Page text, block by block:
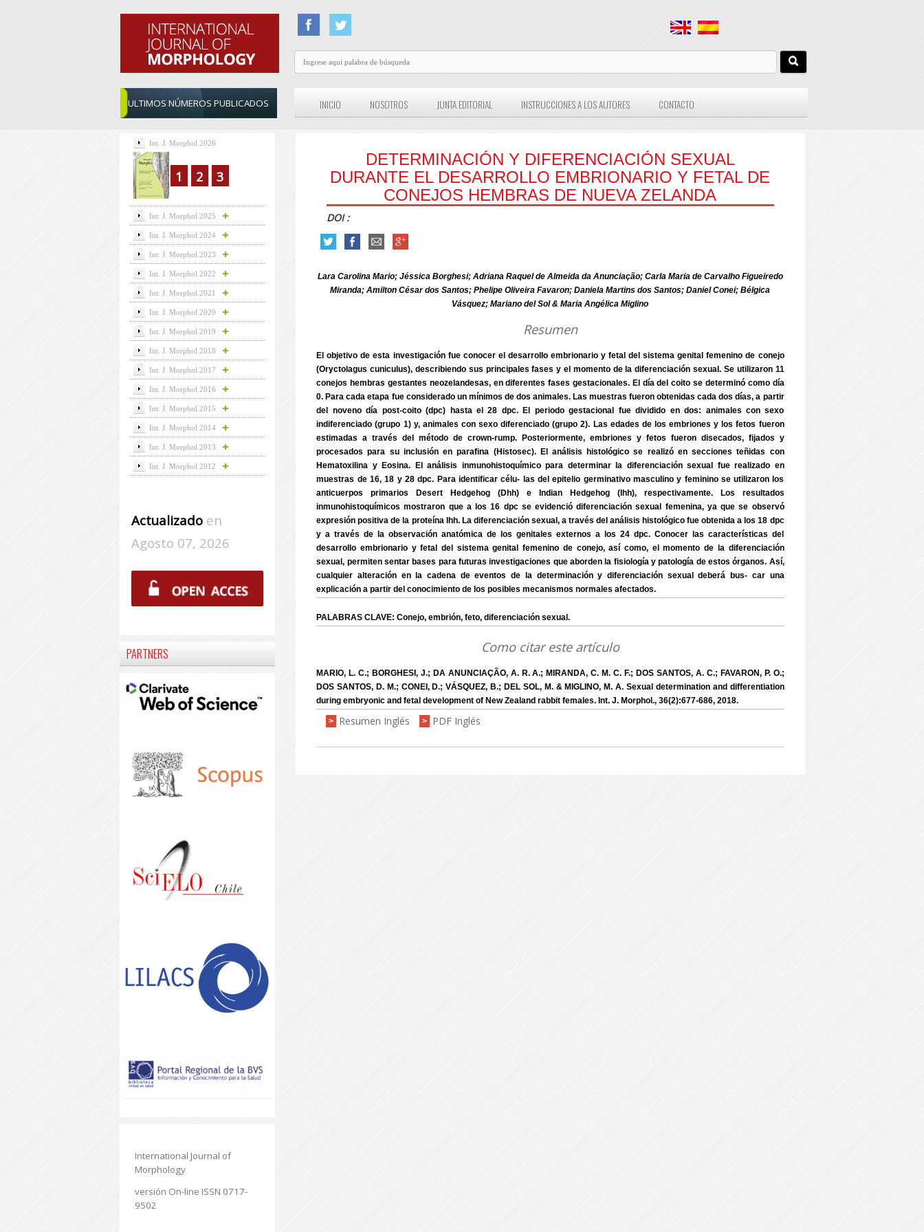
ULTIMOS NÚMEROS PUBLICADOS INICIO NOSOTROS JUNTA EDITORIAL INSTRUCCIONES A LOS AUTORES CONTACTO
DETERMINACIÓN Y DIFERENCIACIÓN SEXUAL
DURANTE EL DESARROLLO EMBRIONARIO Y FETAL DE
CONEJOS HEMBRAS DE NUEVA ZELANDA
DOI :
Lara Carolina Mario; Jéssica Borghesi; Adriana Raquel de Almeida da Anunciação; Carla Maria de Carvalho Figueiredo
Miranda; Amilton César dos Santos; Phelipe Oliveira Favaron; Daniela Martins dos Santos; Daniel Conei; Bélgica
Vásquez; Mariano del Sol & Maria Angélica Miglino
Resumen
El objetivo de esta investigación fue conocer el desarrollo embrionario y fetal del sistema genital femenino de conejo
(Oryctolagus cuniculus), describiendo sus principales fases y el momento de la diferenciación sexual. Se utilizaron 11
conejos hembras gestantes neozelandesas, en diferentes fases gestacionales. El día del coito se determinó como día
0. Para cada etapa fue considerado un mínimos de dos animales. Las muestras fueron obtenidas cada dos días, a partir
del noveno día post-coito (dpc) hasta el 28 dpc. El periodo gestacional fue dividido en dos: animales con sexo
indiferenciado (grupo 1) y, animales con sexo diferenciado (grupo 2). Las edades de los embriones y los fetos fueron
estimadas a través del método de crown-rump. Posteriormente, embriones y fetos fueron disecados, fijados y
procesados para su inclusión en parafina (Histosec). El análisis histológico se realizó en secciones teñidas con
Hematoxilina y Eosina. El análisis inmunohistoquímico para determinar la diferenciación sexual fue realizado en
muestras de 16, 18 y 28 dpc. Para identificar célu- las del epitelio germinativo masculino y feminino se utilizaron los
anticuerpos primarios Desert Hedgehog (Dhh) e Indian Hedgehog (Ihh), respectivamente. Los resultados
inmunohistoquímicos mostraron que a los 16 dpc se evidenció diferenciación sexual femenina, ya que se observó
expresión positiva de la proteína Ihh. La diferenciación sexual, a través del análisis histológico fue obtenida a los 18 dpc
y a través de la observación anatómica de los genitales externos a los 24 dpc. Conocer las características del
desarrollo embrionario y fetal del sistema genital femenino de conejo, así como, el momento de la diferenciación
sexual, permiten sentar bases para futuras investigaciones que aborden la fisiología y patología de estos órganos. Así,
cualquier alteración en la cadena de eventos de la determinación y diferenciación sexual deberá bus- car una
explicación a partir del conocimiento de los posibles mecanismos normales afectados.
PALABRAS CLAVE: Conejo, embrión, feto, diferenciación sexual.
Como citar este artículo
MARIO, L. C.; BORGHESI, J.; DA ANUNCIAÇÃO, A. R. A.; MIRANDA, C. M. C. F.; DOS SANTOS, A. C.; FAVARON, P. O.;
DOS SANTOS, D. M.; CONEI, D.; VÁSQUEZ, B.; DEL SOL, M. & MIGLINO, M. A. Sexual determination and differentiation
during embryonic and fetal development of New Zealand rabbit females. Int. J. Morphol., 36(2):677-686, 2018.
> Resumen Inglés > PDF Inglés
Int. J. Morphol 2026
1 2 3
Int. J. Morphol 2025
Int. J. Morphol 2024
Int. J. Morphol 2023
Int. J. Morphol 2022
Int. J. Morphol 2021
Int. J. Morphol 2020
Int. J. Morphol 2019
Int. J. Morphol 2018
Int. J. Morphol 2017
Int. J. Morphol 2016
Int. J. Morphol 2015
Int. J. Morphol 2014
Int. J. Morphol 2013
Int. J. Morphol 2012
Actualizadoen
Agosto 07, 2026
PARTNERS
International Journal of
Morphology
versión On-line ISSN 0717-
9502